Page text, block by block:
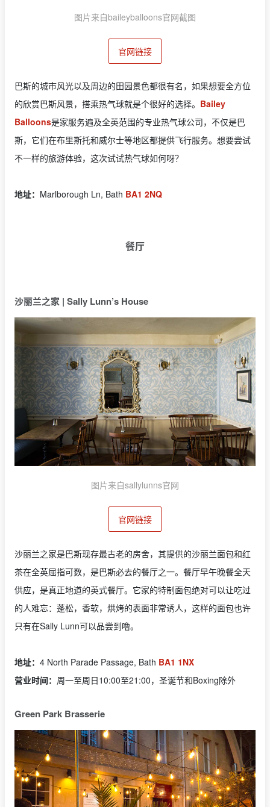
图片来自baileyballoons官网截图
官网链接
巴斯的城市风光以及周边的田园景色都很有名，如果想要全方位
的欣赏巴斯风景，搭乘热气球就是个很好的选择。 Bailey
Balloons是家服务遍及全英范围的专业热气球公司，不仅是巴
斯，它们在布里斯托和威尔士等地区都提供飞行服务。想要尝试
不一样的旅游体验，这次试试热气球如何呀？
地址： Marlborough Ln, Bath BA1 2NQ
餐厅
沙丽兰之家 | Sally Lunn’s House
图片来自sallylunns官网
官网链接
沙丽兰之家是巴斯现存最古老的房舍，其提供的沙丽兰面包和红
茶在全英屈指可数，是巴斯必去的餐厅之一。餐厅早午晚餐全天
供应，是真正地道的英式餐厅。它家的特制面包绝对可以让吃过
的人难忘：蓬松，香软，烘烤的表面非常诱人，这样的面包也许
只有在Sally Lunn可以品尝到噜。
地址： 4 North Parade Passage, Bath BA1 1NX
营业时间： 周一至周日10:00至21:00，圣诞节和Boxing除外
Green Park Brasserie